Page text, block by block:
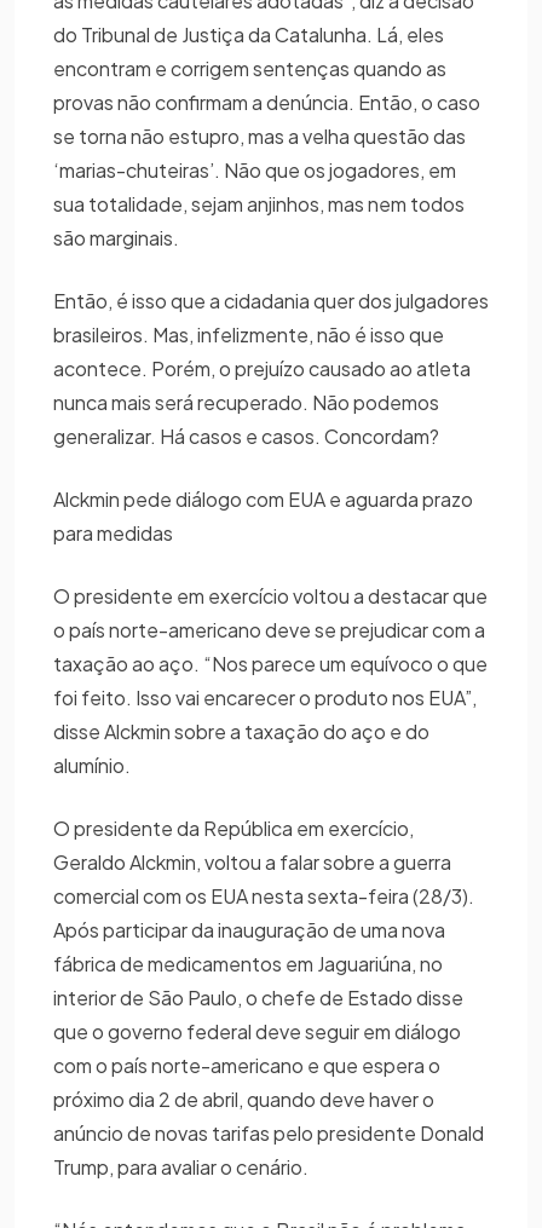
do Tribunal de Justiça da Catalunha. Lá, eles
encontram e corrigem sentenças quando as
provas não confirmam a denúncia. Então, o caso
se torna não estupro, mas a velha questão das
‘marias-chuteiras’. Não que os jogadores, em
sua totalidade, sejam anjinhos, mas nem todos
são marginais.
Então, é isso que a cidadania quer dos julgadores
brasileiros. Mas, infelizmente, não é isso que
acontece. Porém, o prejuízo causado ao atleta
nunca mais será recuperado. Não podemos
generalizar. Há casos e casos. Concordam?
Alckmin pede diálogo com EUA e aguarda prazo
para medidas
O presidente em exercício voltou a destacar que
o país norte-americano deve se prejudicar com a
taxação ao aço. “Nos parece um equívoco o que
foi feito. Isso vai encarecer o produto nos EUA”,
disse Alckmin sobre a taxação do aço e do
alumínio.
O presidente da República em exercício,
Geraldo Alckmin, voltou a falar sobre a guerra
comercial com os EUA nesta sexta-feira (28/3).
Após participar da inauguração de uma nova
fábrica de medicamentos em Jaguariúna, no
interior de São Paulo, o chefe de Estado disse
que o governo federal deve seguir em diálogo
com o país norte-americano e que espera o
próximo dia 2 de abril, quando deve haver o
anúncio de novas tarifas pelo presidente Donald
Trump, para avaliar o cenário.